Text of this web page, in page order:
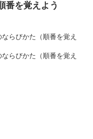
を覚えよう
らびかた（順番を覚え
らびかた（順番を覚え